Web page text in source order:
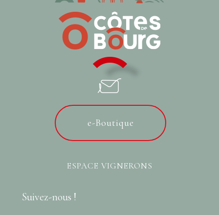
e-Boutique
ESPACE VIGNERONS
Suivez-nous !